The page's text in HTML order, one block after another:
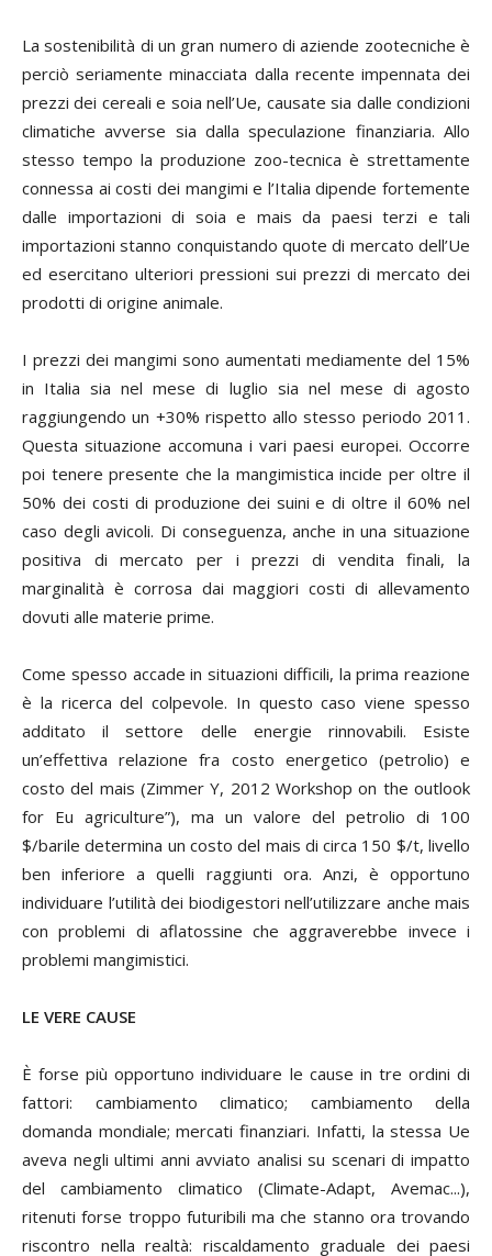
La sostenibilità di un gran numero di aziende zootecniche è
perciò seriamente minacciata dalla recente impennata dei
prezzi dei cereali e soia nell’Ue, causate sia dalle condizioni
climatiche avverse sia dalla speculazione finanziaria. Allo
stesso tempo la produzione zoo-tecnica è strettamente
connessa ai costi dei mangimi e l’Italia dipende fortemente
dalle importazioni di soia e mais da paesi terzi e tali
importazioni stanno conquistando quote di mercato dell’Ue
ed esercitano ulteriori pressioni sui prezzi di mercato dei
prodotti di origine animale.
I prezzi dei mangimi sono aumentati mediamente del 15%
in Italia sia nel mese di luglio sia nel mese di agosto
raggiungendo un +30% rispetto allo stesso periodo 2011.
Questa situazione accomuna i vari paesi europei. Occorre
poi tenere presente che la mangimistica incide per oltre il
50% dei costi di produzione dei suini e di oltre il 60% nel
caso degli avicoli. Di conseguenza, anche in una situazione
positiva di mercato per i prezzi di vendita finali, la
marginalità è corrosa dai maggiori costi di allevamento
dovuti alle materie prime.
Come spesso accade in situazioni difficili, la prima reazione
è la ricerca del colpevole. In questo caso viene spesso
additato il settore delle energie rinnovabili. Esiste
un’effettiva relazione fra costo energetico (petrolio) e
costo del mais (Zimmer Y, 2012 Workshop on the outlook
for Eu agriculture”), ma un valore del petrolio di 100
$/barile determina un costo del mais di circa 150 $/t, livello
ben inferiore a quelli raggiunti ora. Anzi, è opportuno
individuare l’utilità dei biodigestori nell’utilizzare anche mais
con problemi di aflatossine che aggraverebbe invece i
problemi mangimistici.
LE VERE CAUSE
È forse più opportuno individuare le cause in tre ordini di
fattori: cambiamento climatico; cambiamento della
domanda mondiale; mercati finanziari. Infatti, la stessa Ue
aveva negli ultimi anni avviato analisi su scenari di impatto
del cambiamento climatico (Climate-Adapt, Avemac...),
ritenuti forse troppo futuribili ma che stanno ora trovando
riscontro nella realtà: riscaldamento graduale dei paesi